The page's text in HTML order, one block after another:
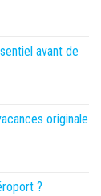
avant de
originale
?